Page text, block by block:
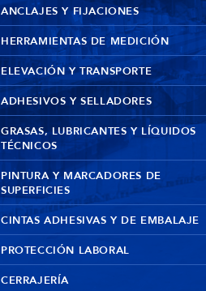
ANCLAJES Y FIJACIONES
HERRAMIENTAS DE MEDICIÓN
ELEVACIÓN Y TRANSPORTE
ADHESIVOS Y SELLADORES
GRASAS, LUBRICANTES Y LÍQUIDOS
TÉCNICOS
PINTURA Y MARCADORES DE
SUPERFICIES
CINTAS ADHESIVAS Y DE EMBALAJE
PROTECCIÓN LABORAL
CERRAJERÍA